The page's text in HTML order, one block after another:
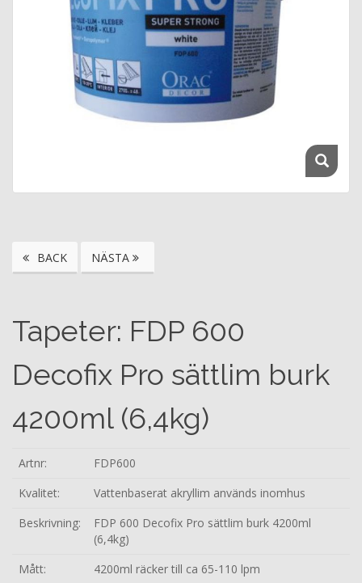
BACK NÄSTA
Tapeter: FDP 600
Decofix Pro sättlim burk
4200ml (6,4kg)
Artnr:
FDP600
Kvalitet:
Vattenbaserat akryllim används inomhus
Beskrivning:
FDP 600 Decofix Pro sättlim burk 4200ml
(6,4kg)
Mått:
4200ml räcker till ca 65-110 lpm